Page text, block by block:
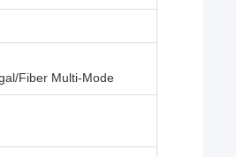
Fiber Multi-Mode